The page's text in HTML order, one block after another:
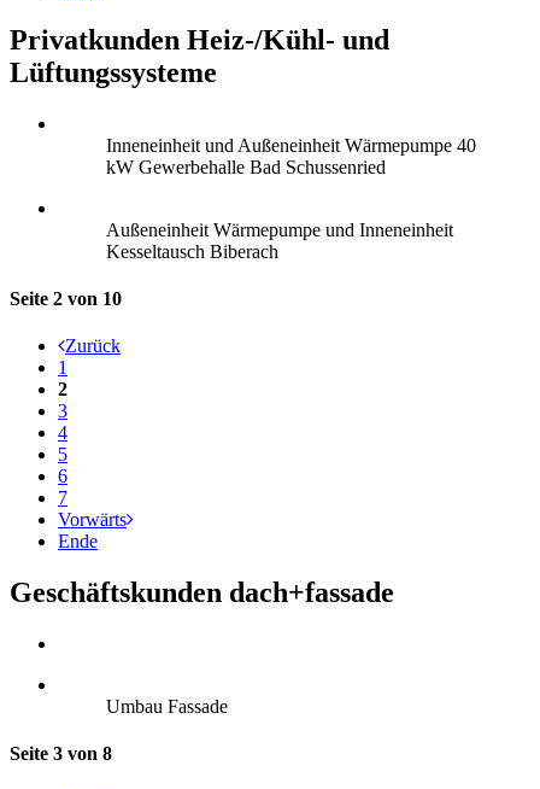
Privatkunden Heiz-/Kühl- und
Lüftungssysteme
Inneneinheit und Außeneinheit Wärmepumpe 40
kW Gewerbehalle Bad Schussenried
Außeneinheit Wärmepumpe und Inneneinheit
Kesseltausch Biberach
Seite 2 von 10
Zurück
1
2
3
4
5
6
7
Vorwärts
Ende
Geschäftskunden dach+fassade
Umbau Fassade
Seite 3 von 8